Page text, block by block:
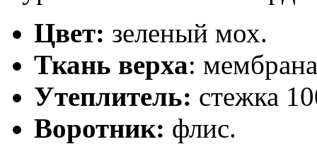
Цвет: зеленый мох.
Ткань верха:
Утеплитель: стежка
Воротник: флис.